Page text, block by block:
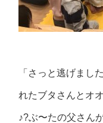
「さっと逃げまし
れたブタさんとオ
♪?ぶ〜たの父さん